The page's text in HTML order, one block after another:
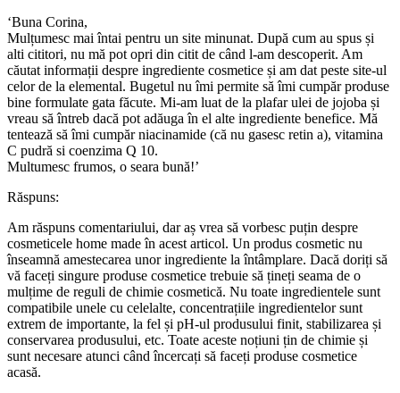
‘Buna Corina,
Mulțumesc mai întai pentru un site minunat. După cum au spus și
alti cititori, nu mă pot opri din citit de când l-am descoperit. Am
căutat informații despre ingrediente cosmetice și am dat peste site-ul
celor de la elemental. Bugetul nu îmi permite să îmi cumpăr produse
bine formulate gata făcute. Mi-am luat de la plafar ulei de jojoba și
vreau să întreb dacă pot adăuga în el alte ingrediente benefice. Mă
tentează să îmi cumpăr niacinamide (că nu gasesc retin a), vitamina
C pudră si coenzima Q 10.
Multumesc frumos, o seara bună!’
Răspuns:
Am răspuns comentariului, dar aș vrea să vorbesc puțin despre
cosmeticele home made în acest articol. Un produs cosmetic nu
înseamnă amestecarea unor ingrediente la întâmplare. Dacă doriți să
vă faceți singure produse cosmetice trebuie să țineți seama de o
mulțime de reguli de chimie cosmetică. Nu toate ingredientele sunt
compatibile unele cu celelalte, concentrațiile ingredientelor sunt
extrem de importante, la fel și pH-ul produsului finit, stabilizarea și
conservarea produsului, etc. Toate aceste noțiuni țin de chimie și
sunt necesare atunci când încercați să faceți produse cosmetice
acasă.